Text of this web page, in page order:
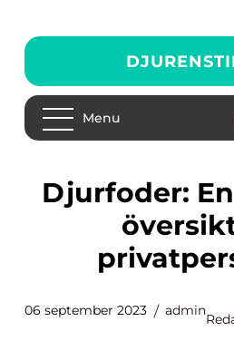
Menu
Djurfoder: En grundlig
06 september 2023 admin